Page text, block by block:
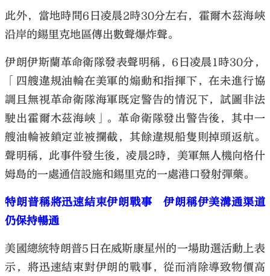
此外，當地時間6日凌晨2時30分左右，霍爾木茲海峽
沿岸的錫里克地區傳出數聲爆炸聲。
伊朗伊斯蘭革命衛隊發表聲明稱，6日凌晨1時30分，
「四艘違規油輪在美軍的煽動和指揮下，在未進行協
調且無視革命衛隊海軍既定警告的情況下，試圖非法
駛出霍爾木茲海峽」。革命衛隊發出警告後，其中一
艘油輪被鎖定並被攔截，其餘違規船隻則掉頭返航。
聲明稱，此事件發生後，凌晨2時，美軍無人機向格什
姆島的一處通信設施和錫里克的一處港口發射彈藥。
特朗普稱將迅速結束伊朗戰事 伊朗稱伊美溝通渠道
仍保持暢通
美國總統特朗普5日在威斯康星州的一場助選活動上表
示，將迅速結束對伊朗的戰事，從而消除導致物價高